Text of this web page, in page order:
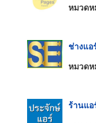
หมวด
ช่างแ
หมวด
ร้านแ